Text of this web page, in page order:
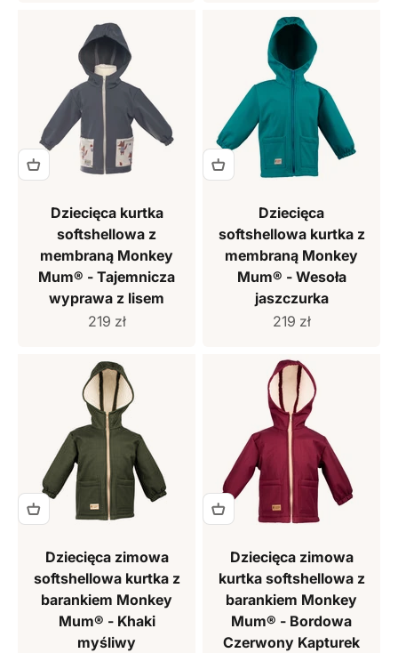
Dziecięca kurtka
softshellowa z
membraną Monkey
Mum® - Tajemnicza
wyprawa z lisem
Cena sprzedaży
219 zł
Dziecięca
softshellowa kurtka z
membraną Monkey
Mum® - Wesoła
jaszczurka
Cena sprzedaży
219 zł
Dziecięca zimowa
softshellowa kurtka z
barankiem Monkey
Mum® - Khaki
myśliwy
Dziecięca zimowa
kurtka softshellowa z
barankiem Monkey
Mum® - Bordowa
Czerwony Kapturek